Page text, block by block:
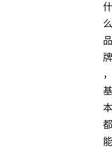
什
么
品
牌
，
基
本
都
能